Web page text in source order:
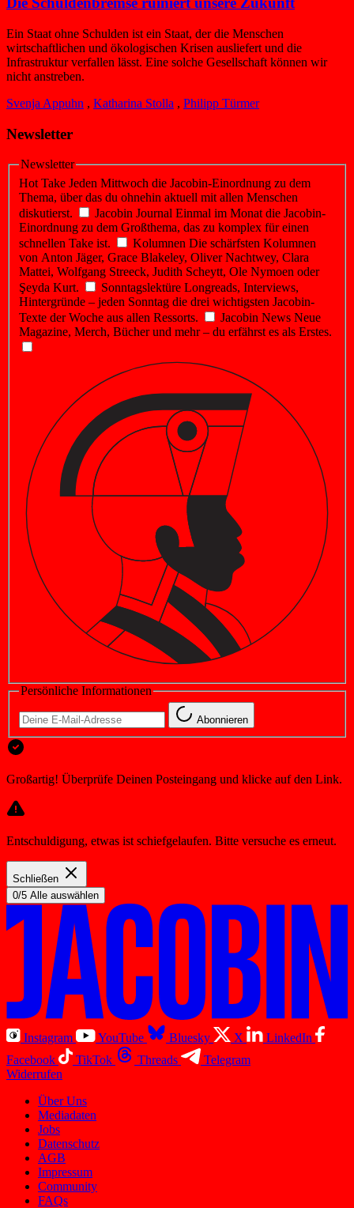
Ein Staat ohne Schulden ist ein Staat, der die Menschen
wirtschaftlichen und ökologischen Krisen ausliefert und die
Infrastruktur verfallen lässt. Eine solche Gesellschaft können wir
nicht anstreben.
Svenja Appuhn , Katharina Stolla , Philipp Türmer
Newsletter
Newsletter
Hot Take Jeden Mittwoch die Jacobin-Einordnung zu dem
Thema, über das du ohnehin aktuell mit allen Menschen
diskutierst.
Jacobin Journal Einmal im Monat die Jacobin-
Einordnung zu dem Großthema, das zu komplex für einen
schnellen Take ist.
Kolumnen Die schärfsten Kolumnen
von Anton Jäger, Grace Blakeley, Oliver Nachtwey, Clara
Mattei, Wolfgang Streeck, Judith Scheytt, Ole Nymoen oder
Şeyda Kurt.
Sonntagslektüre Longreads, Interviews,
Hintergründe – jeden Sonntag die drei wichtigsten Jacobin-
Texte der Woche aus allen Ressorts.
Jacobin News Neue
Magazine, Merch, Bücher und mehr – du erfährst es als Erstes.
Persönliche Informationen
Abonnieren
Großartig! Überprüfe Deinen Posteingang und klicke auf den Link.
Entschuldigung, etwas ist schiefgelaufen. Bitte versuche es erneut.
Schließen
0/5 Alle auswählen
Instagram YouTube Bluesky X
LinkedIn
Facebook
TikTok Threads
Telegram
Widerrufen
Über Uns
Mediadaten
Jobs
Datenschutz
AGB
Impressum
Community
FAQs